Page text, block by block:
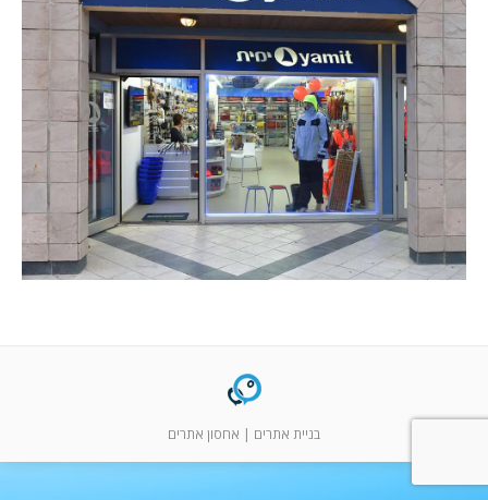
המלצות
ניהול מוניטין
צור קשר
בניית אתרים | אחסון אתרים